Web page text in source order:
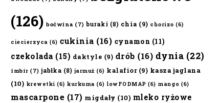
(126) boćwina (7) buraki (8) chia (9) chorizo (6)
ciecierzyca (6) cukinia (16) cynamon (11)
czekolada (15) daktyle (9) drób (16) dynia (22)
imbir (7) jabłka (8) jarmuż (6) kalafior(9) kasza jaglana
(10) krewetki (6) kurkuma (6) lowFODMAP (6) mango (6)
mascarpone (17) migdały (10) mleko ryżowe